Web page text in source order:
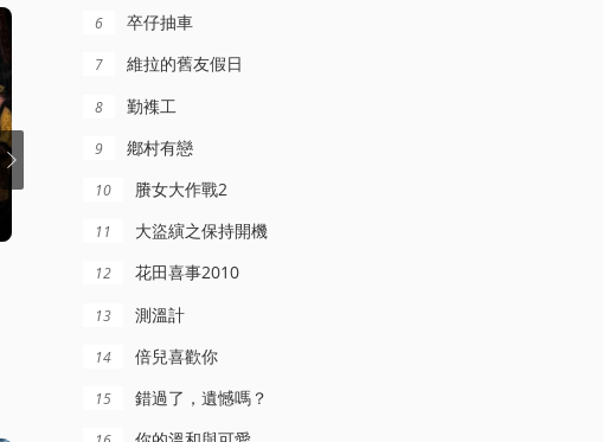
正片
錯過了，遺憾嗎？
美女(1934)
6 卒仔抽車
7 維拉的舊友假日
8 勤襍工
9 鄕村有戀
10 賸女大作戰2
11 大盜縯之保持開機
12 花田喜事2010
13 測溫計
14 倍兒喜歡你
15 錯過了，遺憾嗎？